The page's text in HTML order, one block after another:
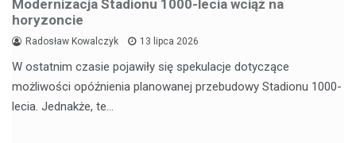
Modernizacja Stadionu 1000-lecia wciąż na
horyzoncie
Radosław Kowalczyk 13 lipca 2026
W ostatnim czasie pojawiły się spekulacje dotyczące
możliwości opóźnienia planowanej przebudowy Stadionu 1000-
lecia. Jednakże, te…